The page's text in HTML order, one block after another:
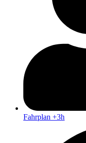
Fahrplan +3h